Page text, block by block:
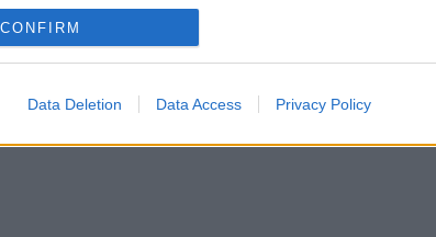
CONFIRM
Data Deletion Data Access Privacy Policy
a Facebookon. Még több Recorder, ott, igen.